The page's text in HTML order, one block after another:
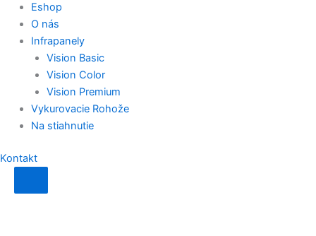
Eshop
O nás
Infrapanely
Vision Basic
Vision Color
Vision Premium
Vykurovacie Rohože
Na stiahnutie
Kontakt